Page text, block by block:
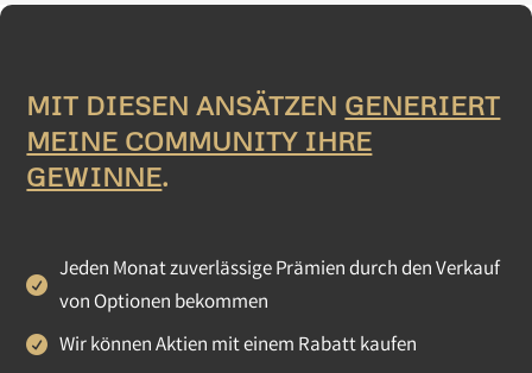
MIT DIESEN ANSÄTZEN GENERIERT
MEINE COMMUNITY IHRE
GEWINNE.
Jeden Monat zuverlässige Prämien durch den Verkauf
von Optionen bekommen
Wir können Aktien mit einem Rabatt kaufen